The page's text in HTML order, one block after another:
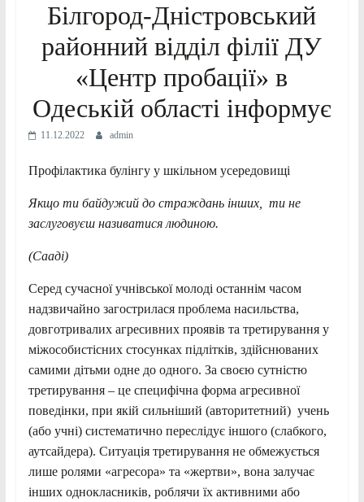
Білгород-Дністровський
районний відділ філії ДУ
«Центр пробації» в
Одеській області інформує
11.12.2022 admin
Профілактика булінгу у шкільном усередовищі
Якщо ти байдужий до страждань інших, ти не
заслуговуєш називатися людиною.
(Сааді)
Cеред сучасної учнівської молоді останнім часом
надзвичайно загострилася проблема насильства,
довготривалих агресивних проявів та третирування у
міжособистісних стосунках підлітків, здійснюваних
самими дітьми одне до одного. За своєю сутністю
третирування – це специфічна форма агресивної
поведінки, при якій сильніший (авторитетний) учень
(або учні) систематично переслідує іншого (слабкого,
аутсайдера). Ситуація третирування не обмежується
лише ролями «агресора» та «жертви», вона залучає
інших однокласників, роблячи їх активними або